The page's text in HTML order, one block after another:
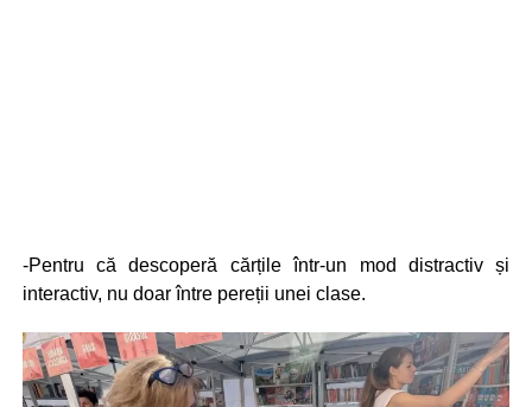
-Pentru că descoperă cărțile într-un mod distractiv și
interactiv, nu doar între pereții unei clase.